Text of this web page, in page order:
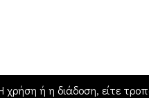
ή η διάδοση, είτε